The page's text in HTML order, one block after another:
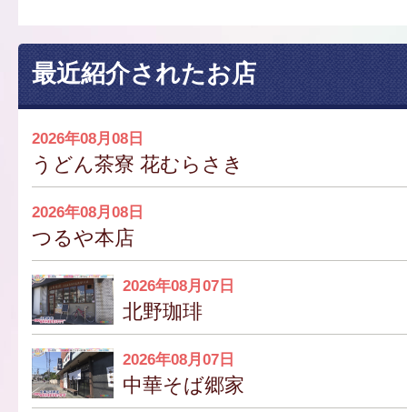
最近紹介されたお店
2026年08月08日
うどん茶寮 花むらさき
2026年08月08日
つるや本店
2026年08月07日
北野珈琲
2026年08月07日
中華そば郷家